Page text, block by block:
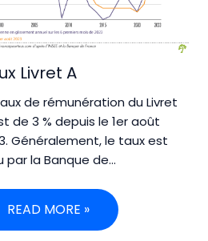
Livret A
de rémunération du Livret
de 3 % depuis le 1er août
Généralement, le taux est
par la Banque de…
READ MORE »